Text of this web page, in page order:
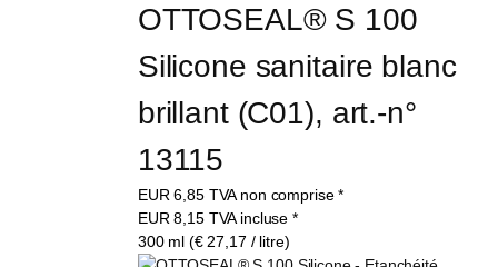
OTTOSEAL® S 100
Silicone sanitaire blanc
brillant (C01), art.-n°
13115
EUR6,85 TVA non comprise *
EUR8,15 TVA incluse *
300 ml (€ 27,17 / litre)